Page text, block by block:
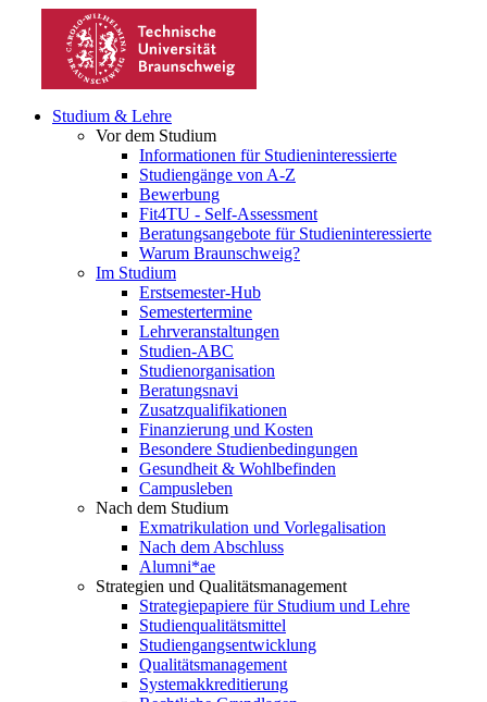
Studium & Lehre
Vor dem Studium
Informationen für Studieninteressierte
Studiengänge von A-Z
Bewerbung
Fit4TU - Self-Assessment
Beratungsangebote für Studieninteressierte
Warum Braunschweig?
Im Studium
Erstsemester-Hub
Semestertermine
Lehrveranstaltungen
Studien-ABC
Studienorganisation
Beratungsnavi
Zusatzqualifikationen
Finanzierung und Kosten
Besondere Studienbedingungen
Gesundheit & Wohlbefinden
Campusleben
Nach dem Studium
Exmatrikulation und Vorlegalisation
Nach dem Abschluss
Alumni*ae
Strategien und Qualitätsmanagement
Strategiepapiere für Studium und Lehre
Studienqualitätsmittel
Studiengangsentwicklung
Qualitätsmanagement
Systemakkreditierung